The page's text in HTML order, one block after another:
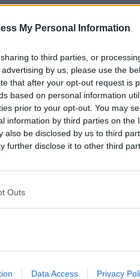
My Personal Information
to third parties, or
by us, please use the
that after your opt-out request is
based on personal information
prior to your opt-out. You may
information by third parties on the
also be disclosed by us to third
further disclose it to other third
Outs
Data Access Privacy
Kuba och Nordkorea.
Nordkorea och Kuba är